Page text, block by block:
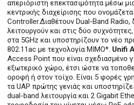
απεριόριστη επεκτασιμότητα μέσω
κεντρικής διαχείρισης που
Controller.Διαθέτουν Dual-Band Radio,
λειτουργούν και στις δύο
στα 5GHz και υποστηρίζουν το νέο
802.11ac με τεχνολογία MIMO*. Unifi
Access Point που είναι σχεδιασμένο
εξωτερικό χώρο, έτσι ώστε να
οροφή ή στον τοίχο. Είναι 5 φορές
τα UAP πρώτης γενιάς και
dual-band λειτουργία και 2 Gigabit